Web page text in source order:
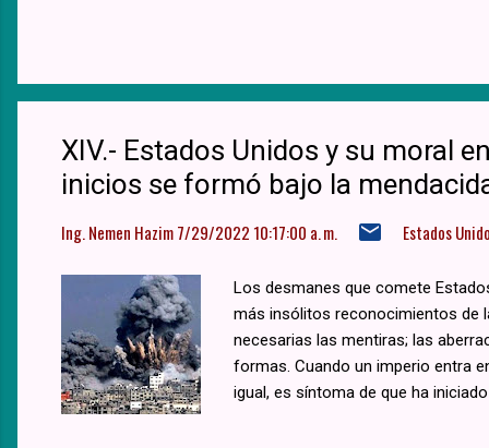
XIV.- Estados Unidos y su moral
inicios se formó bajo la
Ing. Nemen Hazim7/29/2022 10:17:00 a. m. Estados
Los desmanes que comete
más insólitos reconocimientos de
necesarias las mentiras; las
formas. Cuando un imperio entra
igual, es síntoma de que ha